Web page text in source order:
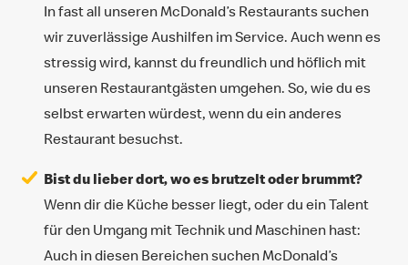
In fast all unseren McDonald’s Restaurants suchen
wir zuverlässige Aushilfen im Service. Auch wenn es
stressig wird, kannst du freundlich und höflich mit
unseren Restaurantgästen umgehen. So, wie du es
selbst erwarten würdest, wenn du ein anderes
Restaurant besuchst.
Bist du lieber dort, wo es brutzelt oder brummt?
Wenn dir die Küche besser liegt, oder du ein Talent
für den Umgang mit Technik und Maschinen hast:
Auch in diesen Bereichen suchen McDonald’s